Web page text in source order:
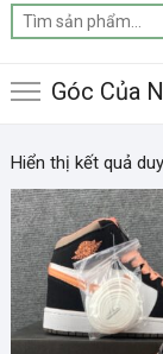
Góc Của
Hiển thị kết quả